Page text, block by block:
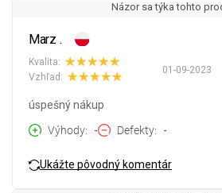
Názor sa týka tohto
Marz .
01-09-2023
Kvalita:
Vzhľad:
úspešný nákup
Výhody
- Defekty -
Ukážte pôvodný komentár